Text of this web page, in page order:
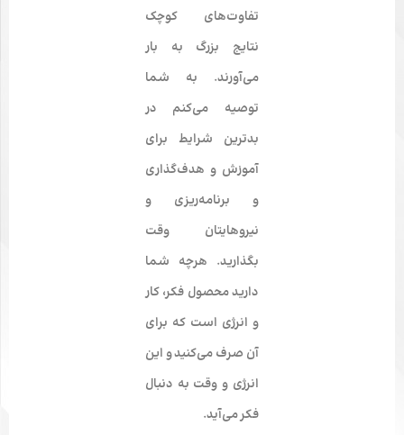
تفاوت‌های کوچک
نتایج بزرگ به بار
می‌آورند. به شما
توصیه می‌کنم در
بدترین شرایط برای
آموزش و هدف‌گذاری
و برنامه‌ریزی و
نیروهایتان وقت
بگذارید. هرچه شما
دارید محصول فکر، کار
و انرژی است که برای
آن صرف می‌کنید و این
انرژی و وقت به دنبال
فکر می‌آید.